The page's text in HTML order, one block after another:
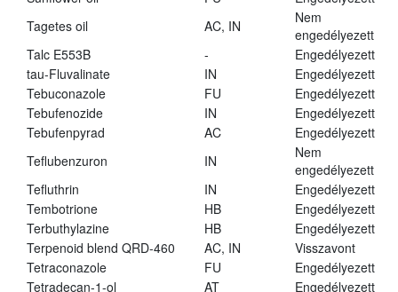
Tagetes oil
AC, IN
Nem
engedélyezett
Talc E553B
-
Engedélyezett
tau-Fluvalinate
IN
Engedélyezett
Tebuconazole
FU
Engedélyezett
Tebufenozide
IN
Engedélyezett
Tebufenpyrad
AC
Engedélyezett
Teflubenzuron
IN
Nem
engedélyezett
Tefluthrin
IN
Engedélyezett
Tembotrione
HB
Engedélyezett
Terbuthylazine
HB
Engedélyezett
Terpenoid blend QRD-460
AC, IN
Visszavont
Tetraconazole
FU
Engedélyezett
Tetradecan-1-ol
AT Engedélyezett